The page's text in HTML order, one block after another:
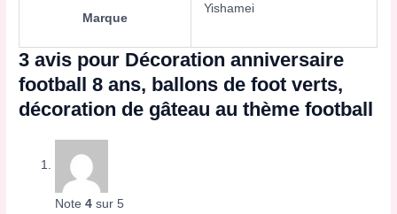
Marque
Yishamei
3 avis pour Décoration anniversaire
football 8 ans, ballons de foot verts,
décoration de gâteau au thème football
Note4 sur 5